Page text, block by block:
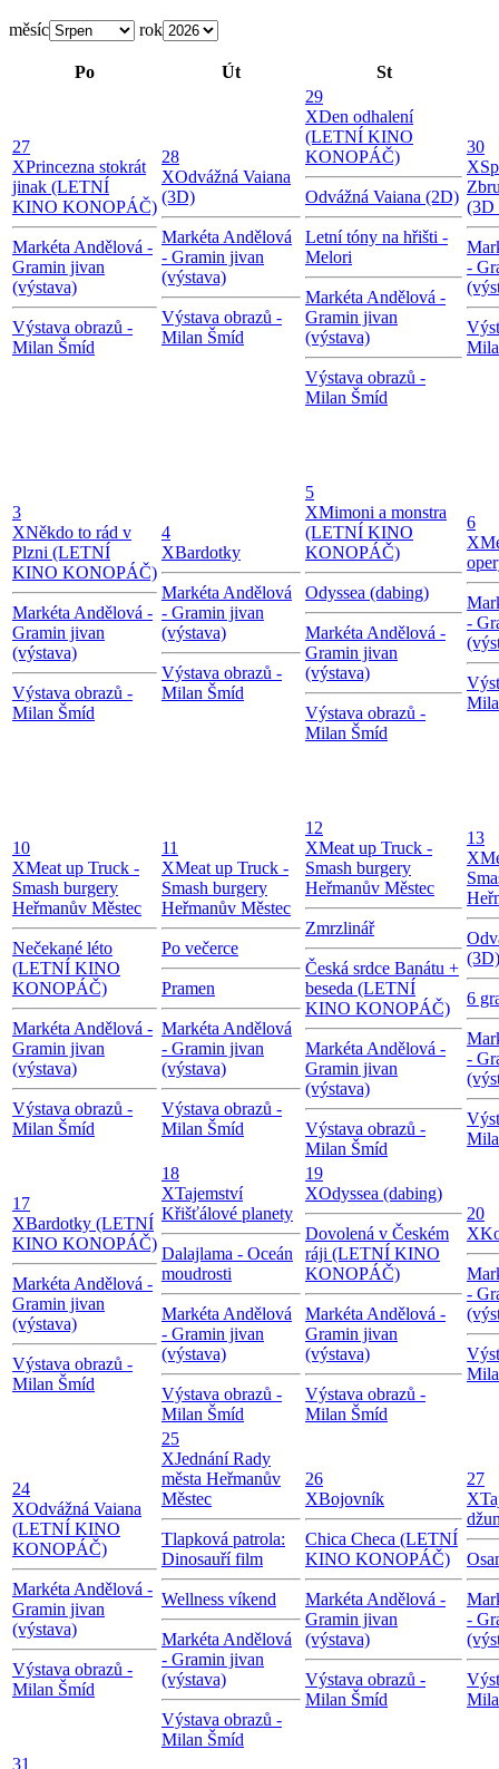
měsíc rok
Po Út St
27
XPrincezna stokrát
jinak (LETNÍ
KINO KONOPÁČ)
Markéta Andělová -
Gramin jivan
(výstava)
Výstava obrazů -
Milan Šmíd
28
XOdvážná Vaiana
(3D)
Markéta Andělová
- Gramin jivan
(výstava)
Výstava obrazů -
Milan Šmíd
29
XDen odhalení
(LETNÍ KINO
KONOPÁČ)
Odvážná Vaiana (2D)
Letní tóny na hřišti -
Melori
Markéta Andělová -
Gramin jivan
(výstava)
Výstava obrazů -
Milan Šmíd
30
X
(3D
-
3
XNěkdo to rád v
Plzni (LETNÍ
KINO KONOPÁČ)
Markéta Andělová -
Gramin jivan
(výstava)
Výstava obrazů -
Milan Šmíd
4
XBardotky
Markéta Andělová
- Gramin jivan
(výstava)
Výstava obrazů -
Milan Šmíd
5
XMimoni a monstra
(LETNÍ KINO
KONOPÁČ)
Odyssea (dabing)
Markéta Andělová -
Gramin jivan
(výstava)
Výstava obrazů -
Milan Šmíd
6
X
-
10
XMeat up Truck -
Smash burgery
Heřmanův Městec
Nečekané léto
(LETNÍ KINO
KONOPÁČ)
Markéta Andělová -
Gramin jivan
(výstava)
Výstava obrazů -
Milan Šmíd
11
XMeat up Truck -
Smash burgery
Heřmanův Městec
Po večerce
Pramen
Markéta Andělová
- Gramin jivan
(výstava)
Výstava obrazů -
Milan Šmíd
12
XMeat up Truck -
Smash burgery
Heřmanův Městec
Zmrzlinář
Česká srdce Banátu +
beseda (LETNÍ
KINO KONOPÁČ)
Markéta Andělová -
Gramin jivan
(výstava)
Výstava obrazů -
Milan Šmíd
13
X
(3D)
6
-
17
XBardotky (LETNÍ
KINO KONOPÁČ)
Markéta Andělová -
Gramin jivan
(výstava)
Výstava obrazů -
Milan Šmíd
18
XTajemství
Křišťálové planety
Dalajlama - Oceán
moudrosti
Markéta Andělová
- Gramin jivan
(výstava)
Výstava obrazů -
Milan Šmíd
19
XOdyssea (dabing)
Dovolená v Českém
ráji (LETNÍ KINO
KONOPÁČ)
Markéta Andělová -
Gramin jivan
(výstava)
Výstava obrazů -
Milan Šmíd
20
X
-
24
XOdvážná Vaiana
(LETNÍ KINO
KONOPÁČ)
Markéta Andělová -
Gramin jivan
(výstava)
Výstava obrazů -
Milan Šmíd
25
XJednání Rady
města Heřmanův
Městec
Tlapková patrola:
Dinosauří film
Wellness víkend
Markéta Andělová
- Gramin jivan
(výstava)
Výstava obrazů -
Milan Šmíd
26
XBojovník
Chica Checa (LETNÍ
KINO KONOPÁČ)
Markéta Andělová -
Gramin jivan
(výstava)
Výstava obrazů -
Milan Šmíd
27
X
-
31